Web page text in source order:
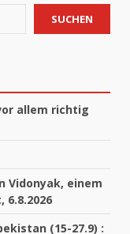
SUCHEN
allem richtig
Vidonyak, einem
6.8.2026
(15-27.9) :